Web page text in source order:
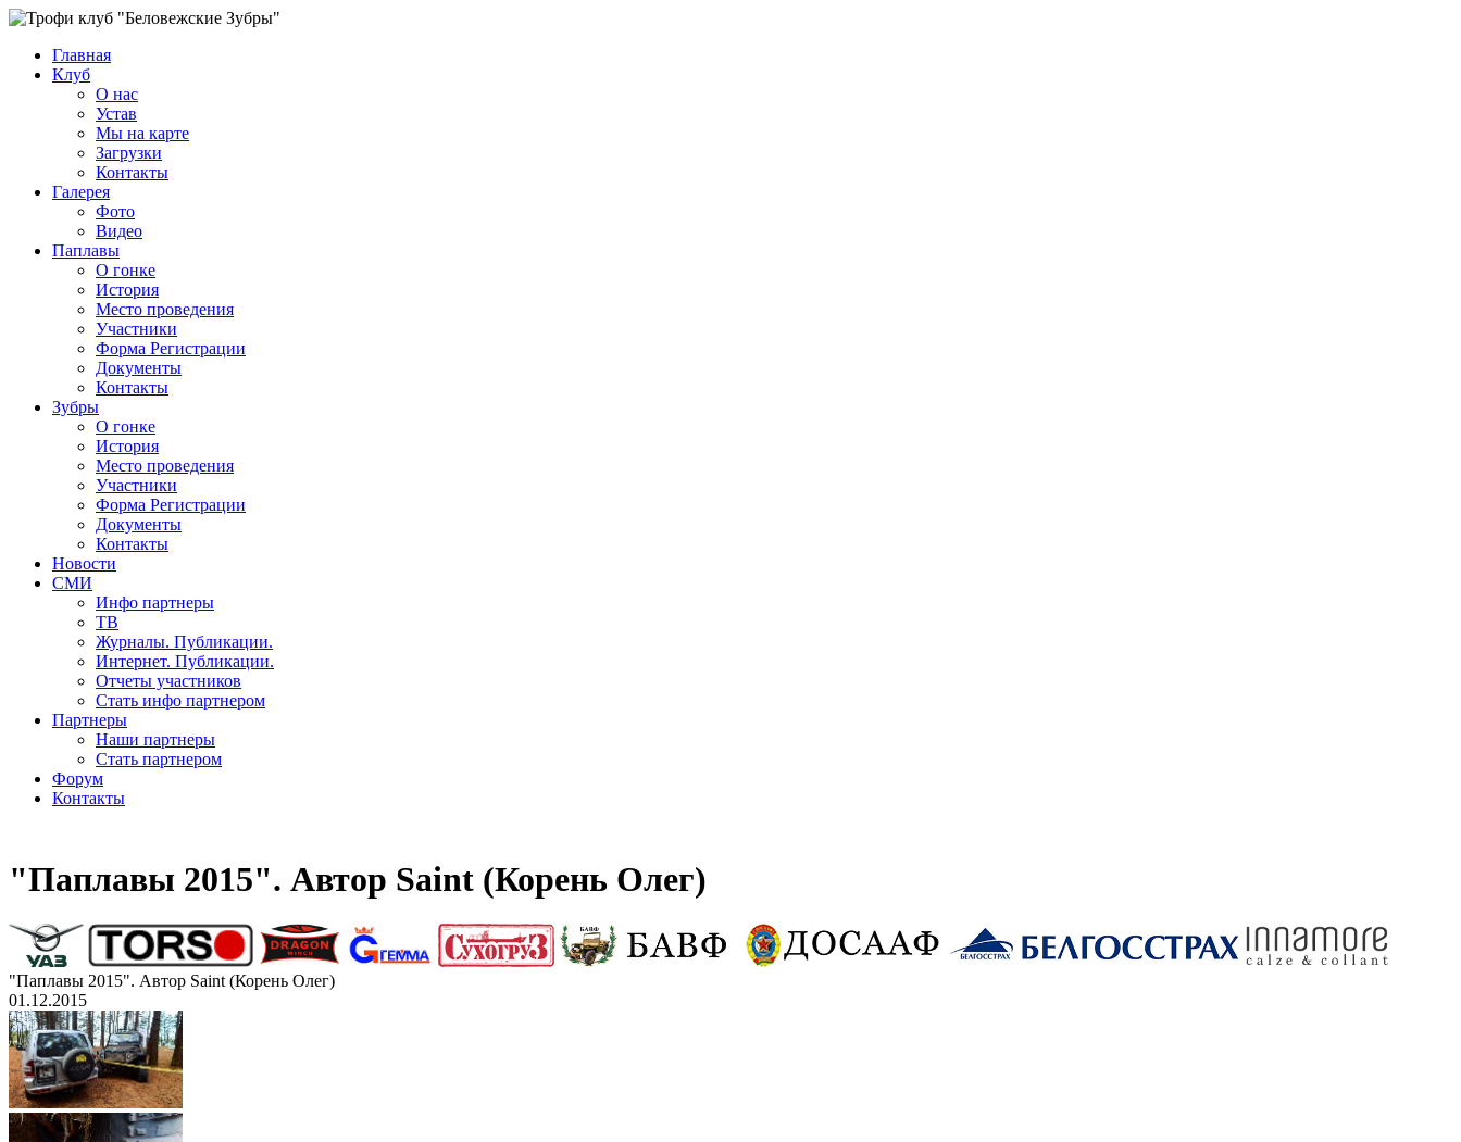
Главная
Клуб
О нас
Устав
Мы на карте
Загрузки
Контакты
Галерея
Фото
Видео
Паплавы
О гонке
История
Место проведения
Участники
Форма Регистрации
Документы
Контакты
Зубры
О гонке
История
Место проведения
Участники
Форма Регистрации
Документы
Контакты
Новости
СМИ
Инфо партнеры
ТВ
Журналы. Публикации.
Интернет. Публикации.
Отчеты участников
Стать инфо партнером
Партнеры
Наши партнеры
Стать партнером
Форум
Контакты
"Паплавы 2015". Автор Saint (Корень Олег)
"Паплавы 2015". Автор Saint (Корень Олег)
01.12.2015